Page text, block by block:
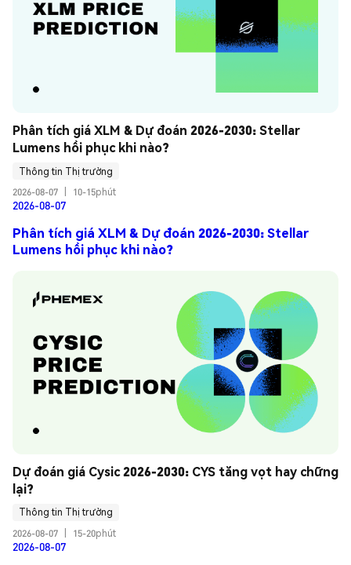
Phân tích giá XLM & Dự đoán 2026-2030: Stellar
Lumens hồi phục khi nào?
Thông tin Thị trường
2026-08-07
10-15phút
2026-08-07
Phân tích giá XLM & Dự đoán 2026-2030: Stellar
Lumens hồi phục khi nào?
Dự đoán giá Cysic 2026-2030: CYS tăng vọt hay chững
lại?
Thông tin Thị trường
2026-08-07
15-20phút
2026-08-07